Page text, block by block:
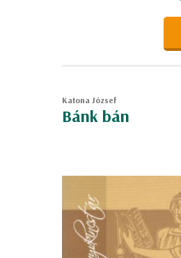
Katona József
Bánk bán